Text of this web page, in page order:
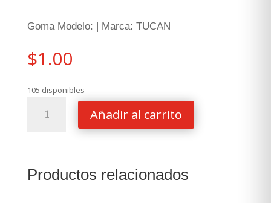
Goma Modelo: | Marca: TUCAN
$1.00
105 disponibles
Tucan
Añadir al carrito
Productos relacionados